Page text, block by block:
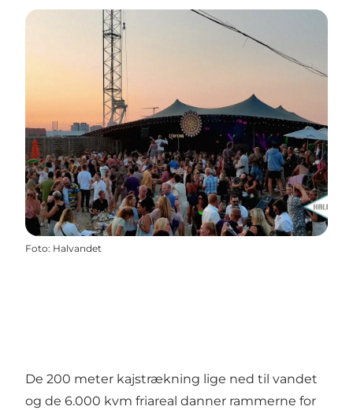
Foto: Halvandet
De 200 meter kajstrækning lige ned til vandet
og de 6.000 kvm friareal danner rammerne for